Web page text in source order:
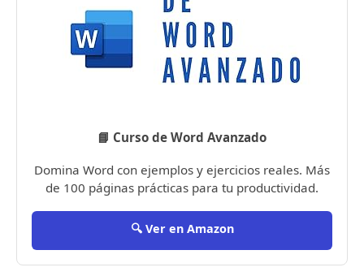
📘 Curso de Word Avanzado
Domina Word con ejemplos y ejercicios reales. Más
de 100 páginas prácticas para tu productividad.
🔍 Ver en Amazon